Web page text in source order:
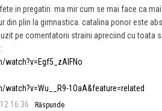
in pregatiri. ma mir cum se mai face ca
din plin la gimnastica. catalina ponor este
pe comentatorii straini apreciind cu toata
watch?v=Egf5_zAlFNo
1OaA&feature=related
16:36 Răspunde